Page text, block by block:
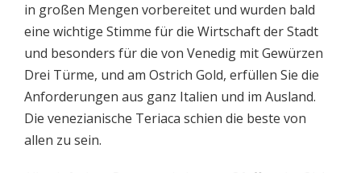
in großen Mengen vorbereitet und wurden bald
eine wichtige Stimme für die Wirtschaft der Stadt
und besonders für die von Venedig mit Gewürzen
Drei Türme, und am Ostrich Gold, erfüllen Sie die
Anforderungen aus ganz Italien und im Ausland.
Die venezianische Teriaca schien die beste von
allen zu sein.